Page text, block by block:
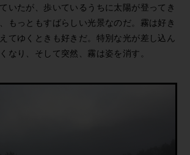
いたが、歩いているうちに太陽が登ってき
もっともすばらしい光景なのだ。霧は好き
てゆくときも好きだ。特別な光が差し込ん
なり、そして突然、霧は姿を消す。